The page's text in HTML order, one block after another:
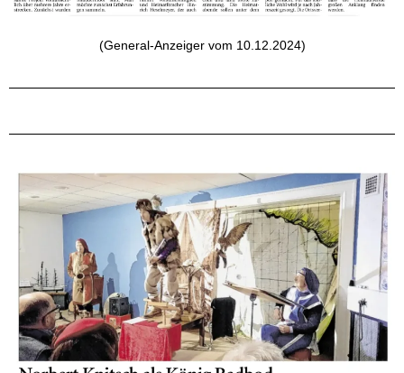
(General-Anzeiger vom 10.12.2024)